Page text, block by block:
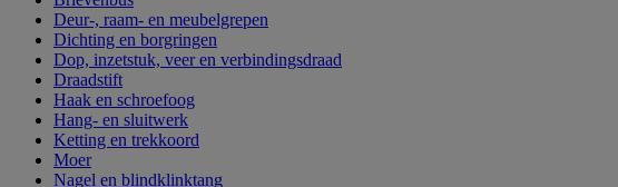
Deur-, raam- en meubelgrepen
Dichting en borgringen
Dop, inzetstuk, veer en verbindingsdraad
Draadstift
Haak en schroefoog
Hang- en sluitwerk
Ketting en trekkoord
Moer
Nagel en blindklinktang